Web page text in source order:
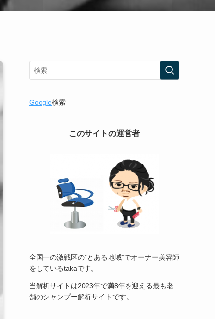
Google検索
このサイトの運営者
全国一の激戦区の”とある地域”でオーナー美容師
をしているtakaです。
当解析サイトは2023年で満8年を迎える最も老
舗のシャンプー解析サイトです。